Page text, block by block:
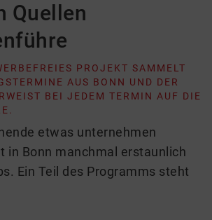
Quellen
PROJEKT SAMMELT
AUS BONN UND DER
BEI JEDEM TERMIN AUF DIE
etwas unternehmen
in Bonn manchmal erstaunlich
Ein Teil des Programms steht